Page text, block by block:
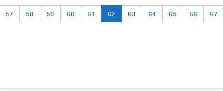
57 58 59 60 61 62 63 64 65 66 67